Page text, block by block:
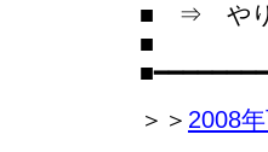
■ ⇒ やり
■
＞＞ 2008